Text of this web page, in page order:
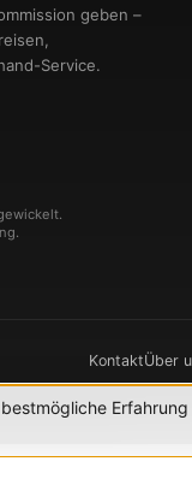
geben –
Service.
KontaktÜber
© 2026